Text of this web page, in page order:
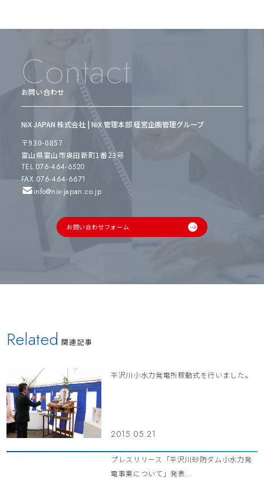
Contact
お問い合わせ
NiX JAPAN 株式会社 | NiX 管理本部 経営企画管理グループ
〒930-0857
富山県富山市奥田新町1番23号
TEL.076-464-6520
FAX.076-464-6671
info@nix-japan.co.jp
お問い合わせフォーム
Related 関連記事
平沢川小水力発電所稼動式を行いました。
2015.05.21
プレスリリース「平沢川砂防ダム小水力発
電事業について」発表...